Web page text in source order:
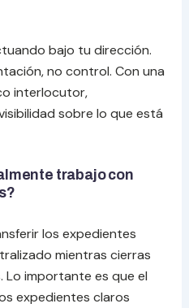
bajo tu dirección.
no control. Con una
interlocutor,
sobre lo que está
trabajo con
los expedientes
mientras cierras
importante es que el
expedientes claros